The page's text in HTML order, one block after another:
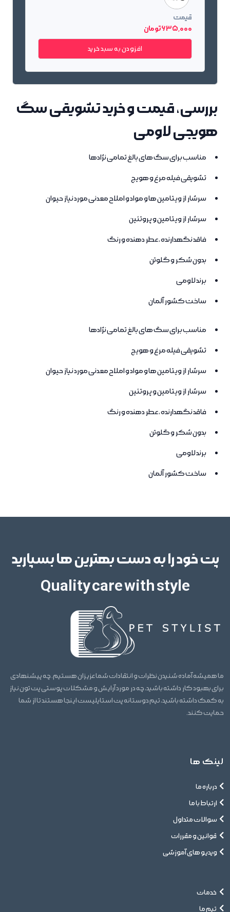
قیمت
635٬000 تومان
افزودن به سبد خرید
بررسی، قیمت و خرید تشویقی سگ
هویجی لاومی
مناسب برای سگ های بالغ تمامی نژادها
تشویقی فیله مرغ و هویج
سرشار از ویتامین ها و مواد و املاح معدنی مورد نیاز حیوان
سرشار از ویتامین و پروتئین
فاقد نگهدارنده ، عطر دهنده و رنگ
بدون شکر و گلوتن
برند لاومی
ساخت کشور آلمان
مناسب برای سگ های بالغ تمامی نژادها
تشویقی فیله مرغ و هویج
سرشار از ویتامین ها و مواد و املاح معدنی مورد نیاز حیوان
سرشار از ویتامین و پروتئین
فاقد نگهدارنده ، عطر دهنده و رنگ
بدون شکر و گلوتن
برند لاومی
ساخت کشور آلمان
پت خود را به دست بهترین ها بسپارید
Quality care with style
ما همیشه آماده شنیدن نظرات و انتقادات شما عزیزان هستیم. چه پیشنهادی
برای بهبود کار داشته باشید، چه در مورد آرایش و مشکلات پوستی پت تون نیاز
به کمک داشته باشید، تیم دوستانه پت استایلیست اینجا هستند تا از شما
حمایت کنند.
لینک ها
درباره ما
ارتباط با ما
سوالات متداول
قوانین و مقررات
ویدیو های آموزشی
خدمات
تیم ما